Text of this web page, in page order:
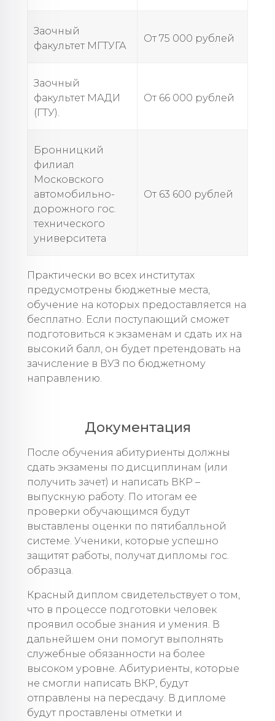
Заочный
факультет МГТУГА
От 75 000 рублей
Заочный
факультет МАДИ
(ГТУ).
От 66 000 рублей
Бронницкий
филиал
Московского
автомобильно-
дорожного гос.
технического
университета
От 63 600 рублей
Практически во всех институтах
предусмотрены бюджетные места,
обучение на которых предоставляется на
бесплатно. Если поступающий сможет
подготовиться к экзаменам и сдать их на
высокий балл, он будет претендовать на
зачисление в ВУЗ по бюджетному
направлению.
Документация
После обучения абитуриенты должны
сдать экзамены по дисциплинам (или
получить зачет) и написать ВКР –
выпускную работу. По итогам ее
проверки обучающимся будут
выставлены оценки по пятибалльной
системе. Ученики, которые успешно
защитят работы, получат дипломы гос.
образца.
Красный диплом свидетельствует о том,
что в процессе подготовки человек
проявил особые знания и умения. В
дальнейшем они помогут выполнять
служебные обязанности на более
высоком уровне. Абитуриенты, которые
не смогли написать ВКР, будут
отправлены на пересдачу. В дипломе
будут проставлены отметки и